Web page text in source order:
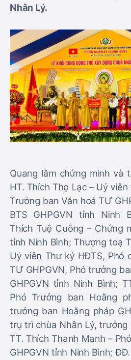
Nhân Lý.
Quang lâm chứng minh và
HT. Thích Thọ Lạc – Uỷ
Trưởng ban Văn hoá TƯ
BTS GHPGVN tỉnh Ninh
Thích Tuệ Cuông – Chứng
tỉnh Ninh Bình; Thượng toạ
Uỷ viên Thư ký HĐTS, Phó
TƯ GHPGVN, Phó trưởng
GHPGVN tỉnh Ninh Bình;
Phó Trưởng ban Hoằng
trưởng ban Hoằng pháp
trụ trì chùa Nhân Lý, trưởng
TT. Thích Thanh Mạnh –
GHPGVN tỉnh Ninh Bình;